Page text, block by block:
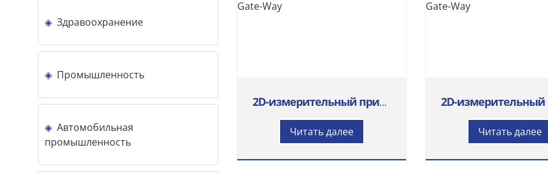
2D-измерительный прибор | IoT-Gate-Way
Читать далее Читать далее
Здравоохранение
Промышленность
Автомобильная
промышленность